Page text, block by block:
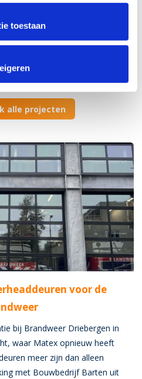
toestaan
onze klanten blij mee zijn. Het
wel waar we ons van advies tot
hard voor maken!
alle projecten
voor de
bij Brandweer Driebergen in
waar Matex opnieuw heeft
meer zijn dan alleen
met Bouwbedrijf Barten uit